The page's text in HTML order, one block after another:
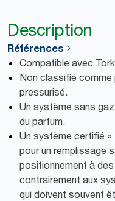
Description
Références
Compatible avec
Non classifié comme
pressurisé.
Un système sans
du parfum.
Un système certifié «
pour un remplissage
positionnement à
contrairement aux
qui doivent souvent